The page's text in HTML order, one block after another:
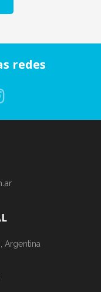
redes
Argentina